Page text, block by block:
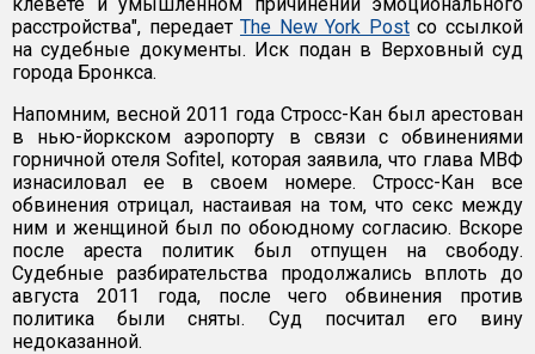
расстройства", передаетThe New York Postсо ссылкой
на судебные документы. Иск подан в Верховный суд
города Бронкса.
Напомним, весной 2011 года Стросс-Кан был арестован
в нью-йоркском аэропорту в связи с обвинениями
горничной отеля Sofitel, которая заявила, что глава МВФ
изнасиловал ее в своем номере. Стросс-Кан все
обвинения отрицал, настаивая на том, что секс между
ним и женщиной был по обоюдному согласию. Вскоре
после ареста политик был отпущен на свободу.
Судебные разбирательства продолжались вплоть до
августа 2011 года, после чего обвинения против
политика были сняты. Суд посчитал его вину
недоказанной.